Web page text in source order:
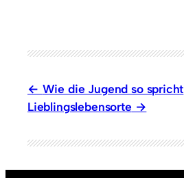
Wie die Jugend so spricht
Lieblingslebensorte